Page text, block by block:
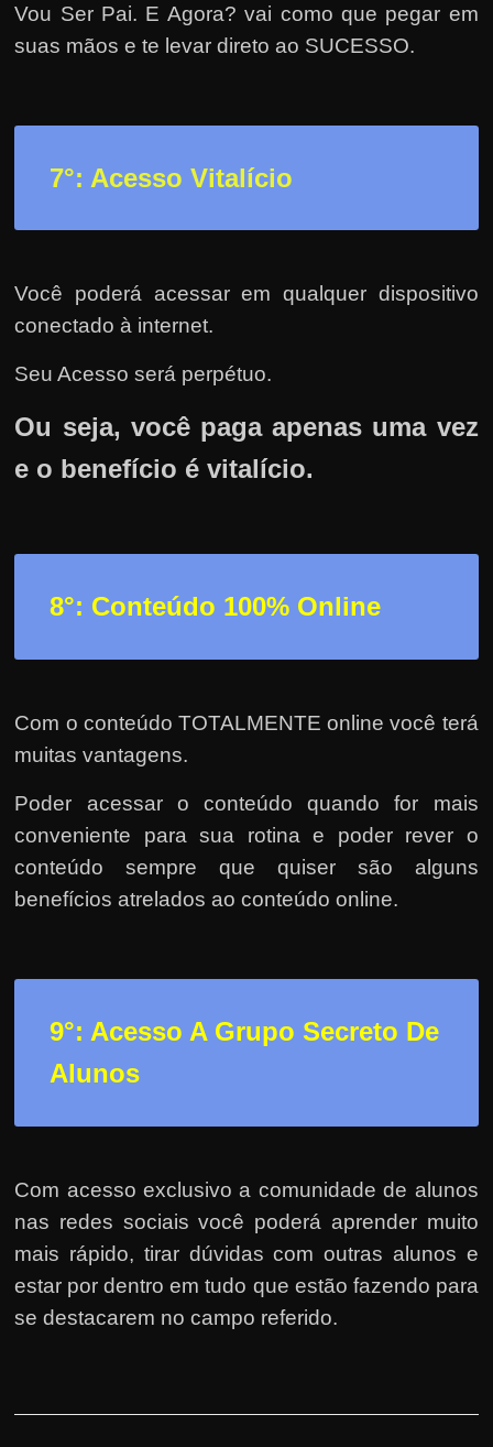
Vou Ser Pai. E Agora? vai como que pegar em
suas mãos e te levar direto ao SUCESSO.
7°: Acesso Vitalício
Você poderá acessar em qualquer dispositivo
conectado à internet.
Seu Acesso será perpétuo.
Ou seja, você paga apenas uma vez
e o benefício é vitalício.
8°: Conteúdo 100% Online
Com o conteúdo TOTALMENTE online você terá
muitas vantagens.
Poder acessar o conteúdo quando for mais
conveniente para sua rotina e poder rever o
conteúdo sempre que quiser são alguns
benefícios atrelados ao conteúdo online.
9°: Acesso A Grupo Secreto De
Alunos
Com acesso exclusivo a comunidade de alunos
nas redes sociais você poderá aprender muito
mais rápido, tirar dúvidas com outras alunos e
estar por dentro em tudo que estão fazendo para
se destacarem no campo referido.